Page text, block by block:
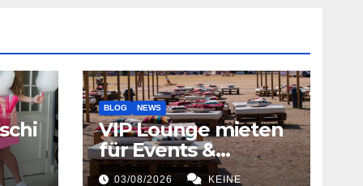
BLOG NEWS
VIP Lounge mieten
für Events &
Festivals
03/08/2026 KEINE